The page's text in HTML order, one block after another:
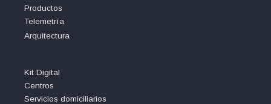
Productos
Telemetría
Arquitectura
Kit Digital
Centros
Servicios domiciliarios